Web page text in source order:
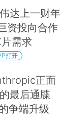
达上一财年
资投向合作
需求
打开
正面
最后通牒
争端升级